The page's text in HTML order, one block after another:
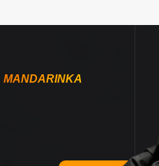
MANDARINKA